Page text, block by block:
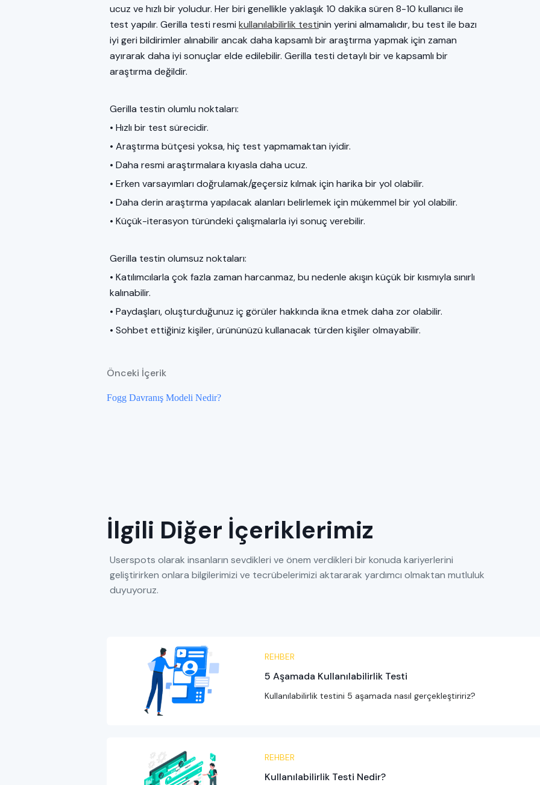
ucuz ve hızlı bir yoludur. Her biri genellikle yaklaşık 10 dakika süren 8-10 kullanıcı ile
test yapılır. Gerilla testi resmi kullanılabilirlik testinin yerini almamalıdır, bu test ile bazı
iyi geri bildirimler alınabilir ancak daha kapsamlı bir araştırma yapmak için zaman
ayırarak daha iyi sonuçlar elde edilebilir. Gerilla testi detaylı bir ve kapsamlı bir
araştırma değildir.
Gerilla testin olumlu noktaları:
• Hızlı bir test sürecidir.
• Araştırma bütçesi yoksa, hiç test yapmamaktan iyidir.
• Daha resmi araştırmalara kıyasla daha ucuz.
• Erken varsayımları doğrulamak/geçersiz kılmak için harika bir yol olabilir.
• Daha derin araştırma yapılacak alanları belirlemek için mükemmel bir yol olabilir.
• Küçük-iterasyon türündeki çalışmalarla iyi sonuç verebilir.
Gerilla testin olumsuz noktaları:
• Katılımcılarla çok fazla zaman harcanmaz, bu nedenle akışın küçük bir kısmıyla sınırlı
kalınabilir.
• Paydaşları, oluşturduğunuz iç görüler hakkında ikna etmek daha zor olabilir.
• Sohbet ettiğiniz kişiler, ürününüzü kullanacak türden kişiler olmayabilir.
Önceki İçerik
Fogg Davranış Modeli Nedir?
İlgili Diğer İçeriklerimiz
Userspots olarak insanların sevdikleri ve önem verdikleri bir konuda kariyerlerini
geliştirirken onlara bilgilerimizi ve tecrübelerimizi aktararak yardımcı olmaktan mutluluk
duyuyoruz.
REHBER
5 Aşamada Kullanılabilirlik Testi
Kullanılabilirlik testini 5 aşamada nasıl gerçekleştiririz?
REHBER
Kullanılabilirlik Testi Nedir?